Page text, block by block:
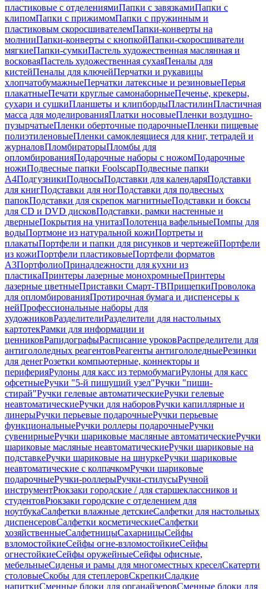
пластиковые с отделениямиПапки с завязкамиПапки с
клипомПапки с прижимомПапки с пружинным и
пластиковым скоросшивателемПапки-конверты на
молнииПапки-конверты с кнопкойПапки-скоросшиватели
мягкиеПапки-сумкиПастель художественная маслянная и
восковаяПастель художественная сухаяПеналы для
кистейПеналы для ключейПерчатки и рукавицы
хлопчатобумажныеПерчатки латексные и резиновыеПерья
плакатныеПечати круглые самонаборныеПеченье, крекеры,
сухари и сушкиПланшеты и клипбордыПластилинПластичная
масса для моделированияПлатки носовыеПленки воздушно-
пузырчатыеПленки оберточные подарочныеПленки пищевые
полиэтиленовыеПленки самоклеящиеся для книг, тетрадей и
журналовПломбираторыПломбы для
опломбированияПодарочные наборы с ножомПодарочные
ножиПодвесные папки FoolscapПодвесные папки
А4ПодгузникиПодносыПодставки для календаряПодставки
для книгПодставки для ногПодставки для подвесных
папокПодставки для скрепок магнитныеПодставки и боксы
для CD и DVD дисковПодставки, рамки настенные и
дверныеПокрытия на унитазПолотенца вафельныеПомпы для
водыПортмоне из натуральной кожиПортреты и
плакатыПортфели и папки для рисунков и чертежейПортфели
из кожиПортфели пластиковыеПортфели форматов
А3ПортфолиоПринадлежности для кухни из
пластикаПринтеры лазерные монохромныеПринтеры
лазерные цветныеПриставки Смарт-ТВПрищепкиПроволока
для опломбированияПротирочная бумага и диспенсеры к
нейПрофессиональные наборы для
художниковРазделителиРазделители для настольных
картотекРамки для информации и
ценниковРапидографыРасписание уроковРаспределители для
антигололедных реагентовРеагенты антигололедныеРезинки
для денегРозетки компьютерные, коннекторы и
периферияРулоны для касс из термобумагиРулоны для касс
офсетныеРучки "5-й пишущий узел"Ручки "пиши-
стирай"Ручки гелевые автоматическиеРучки гелевые
неавтоматическиеРучки для наборовРучки капиллярные и
линерыРучки перьевые подарочныеРучки перьевые
функциональныеРучки роллеры подарочныеРучки
сувенирныеРучки шариковые масляные автоматическиеРучки
шариковые масляные неавтоматическиеРучки шариковые на
подставкеРучки шариковые на шнуркеРучки шариковые
неавтоматические с колпачкомРучки шариковые
подарочныеРучки-роллерыРучки-стилусыРучной
инструментРюкзаки городские / для старшеклассников и
студентовРюкзаки городские с отделением для
ноутбукаСалфетки влажные детскиеСалфетки для настольных
диспенсеровСалфетки косметическиеСалфетки
хозяйственныеСалфетницыСахарницыСейфы
взломостойкиеСейфы огне-взломостойкиеСейфы
огнестойкиеСейфы оружейныеСейфы офисные,
мебельныеСиденья и рамы для многоместных креселСкатерти
столовыеСкобы для степлеровСкрепкиСладкие
напиткиСменные блоки для органайзеровСменные блоки для